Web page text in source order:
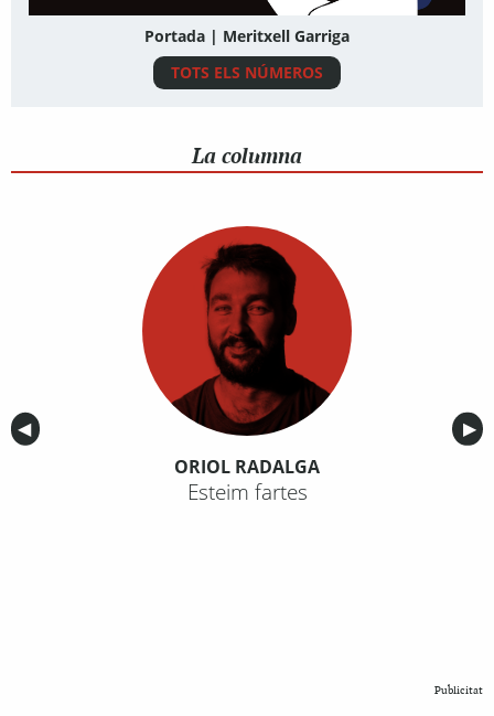
Portada | Meritxell Garriga
TOTS ELS NÚMEROS
La columna
Anterior
◀︎ ▶︎
ORIOL RADALGA
Esteim fartes
Publicitat